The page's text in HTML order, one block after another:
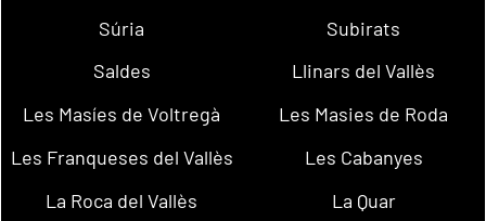
Súria
Subirats
Saldes
Llinars del Vallès
Les Masíes de Voltregà
Les Masies de Roda
Les Franqueses del Vallès
Les Cabanyes
La Roca del Vallès
La Quar